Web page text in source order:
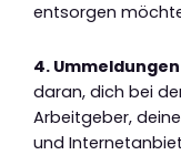
entsorgen
4.
daran, dich bei
Arbeitgeber,
und